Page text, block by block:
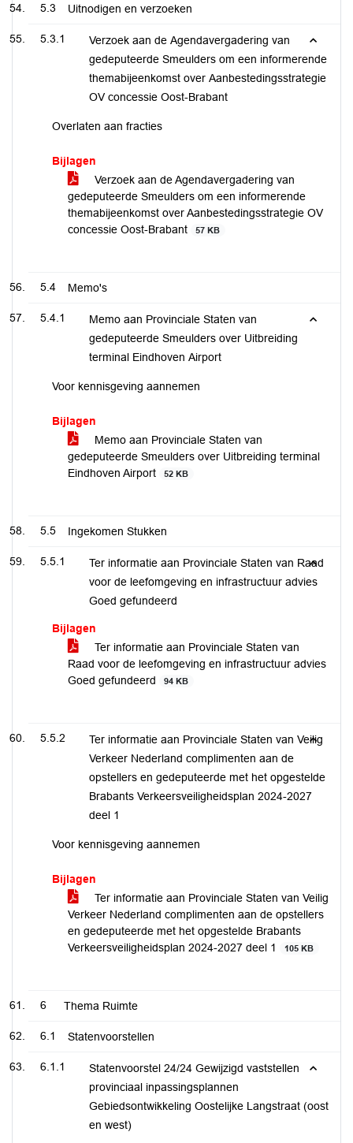
5.3 Uitnodigen en verzoeken
5.3.1
Verzoek aan de Agendavergadering van
gedeputeerde Smeulders om een informerende
themabijeenkomst over Aanbestedingsstrategie
OV concessie Oost-Brabant
Overlaten aan fracties
Bijlagen
Verzoek aan de Agendavergadering van
gedeputeerde Smeulders om een informerende
themabijeenkomst over Aanbestedingsstrategie OV
concessie Oost-Brabant
57 KB
5.4 Memo's
5.4.1
Memo aan Provinciale Staten van
gedeputeerde Smeulders over Uitbreiding
terminal Eindhoven Airport
Voor kennisgeving aannemen
Bijlagen
Memo aan Provinciale Staten van
gedeputeerde Smeulders over Uitbreiding terminal
Eindhoven Airport
52 KB
5.5 Ingekomen Stukken
5.5.1
Ter informatie aan Provinciale Staten van Raad
voor de leefomgeving en infrastructuur advies
Goed gefundeerd
Bijlagen
Ter informatie aan Provinciale Staten van
Raad voor de leefomgeving en infrastructuur advies
Goed gefundeerd
94 KB
5.5.2
Ter informatie aan Provinciale Staten van Veilig
Verkeer Nederland complimenten aan de
opstellers en gedeputeerde met het opgestelde
Brabants Verkeersveiligheidsplan 2024-2027
deel 1
Voor kennisgeving aannemen
Bijlagen
Ter informatie aan Provinciale Staten van Veilig
Verkeer Nederland complimenten aan de opstellers
en gedeputeerde met het opgestelde Brabants
Verkeersveiligheidsplan 2024-2027 deel 1
105 KB
6 Thema Ruimte
6.1 Statenvoorstellen
6.1.1
Statenvoorstel 24/24 Gewijzigd vaststellen
provinciaal inpassingsplannen
Gebiedsontwikkeling Oostelijke Langstraat (oost
en west)